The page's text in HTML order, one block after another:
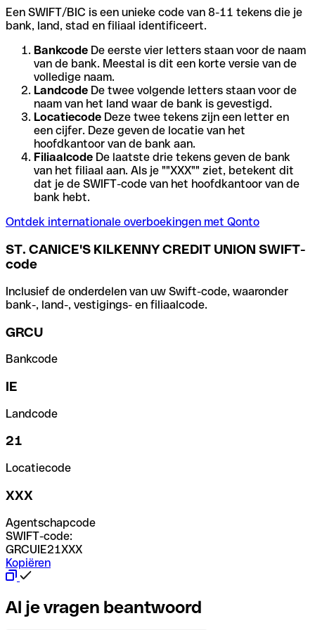
Een SWIFT/BIC is een unieke code van 8-11 tekens die je
bank, land, stad en filiaal identificeert.
Bankcode De eerste vier letters staan voor de naam
van de bank. Meestal is dit een korte versie van de
volledige naam.
Landcode De twee volgende letters staan voor de
naam van het land waar de bank is gevestigd.
Locatiecode Deze twee tekens zijn een letter en
een cijfer. Deze geven de locatie van het
hoofdkantoor van de bank aan.
Filiaalcode De laatste drie tekens geven de bank
van het filiaal aan. Als je ""XXX"" ziet, betekent dit
dat je de SWIFT-code van het hoofdkantoor van de
bank hebt.
Ontdek internationale overboekingen met Qonto
ST. CANICE'S KILKENNY CREDIT UNION SWIFT-
code
Inclusief de onderdelen van uw Swift-code, waaronder
bank-, land-, vestigings- en filiaalcode.
GRCU
Bankcode
IE
Landcode
21
Locatiecode
XXX
Agentschapcode
SWIFT-code:
GRCUIE21XXX
Kopiëren
Al je vragen beantwoord